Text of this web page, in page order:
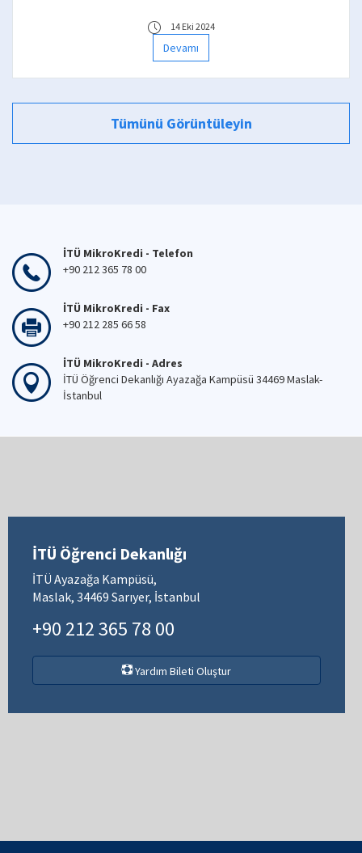
14 Eki 2024
Devamı
Tümünü Görüntüleyin
İTÜ MikroKredi - Telefon
+90 212 365 78 00
İTÜ MikroKredi - Fax
+90 212 285 66 58
İTÜ MikroKredi - Adres
İTÜ Öğrenci Dekanlığı Ayazağa Kampüsü 34469 Maslak-
İstanbul
İTÜ Öğrenci Dekanlığı
İTÜ Ayazağa Kampüsü,
Maslak, 34469 Sarıyer, İstanbul
+90 212 365 78 00
Yardım Bileti Oluştur